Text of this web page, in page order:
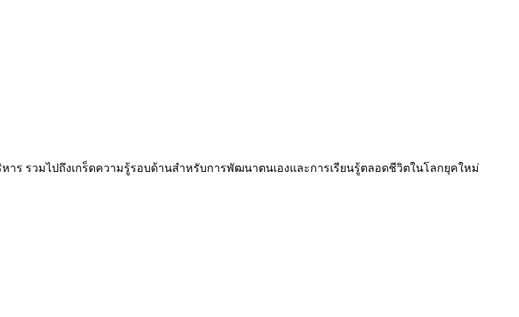
รวมไปถึงเกร็ดความรู้รอบด้านสำหรับการพัฒนาตนเองและการเรียนรู้ตลอดชีวิตในโลกยุคใหม่